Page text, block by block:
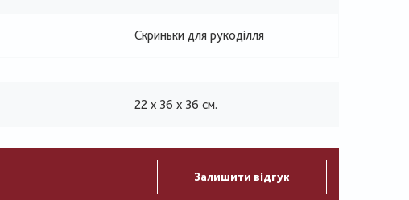
Скриньки для рукоділля
22 x 36 x 36 см.
Залишити відгук